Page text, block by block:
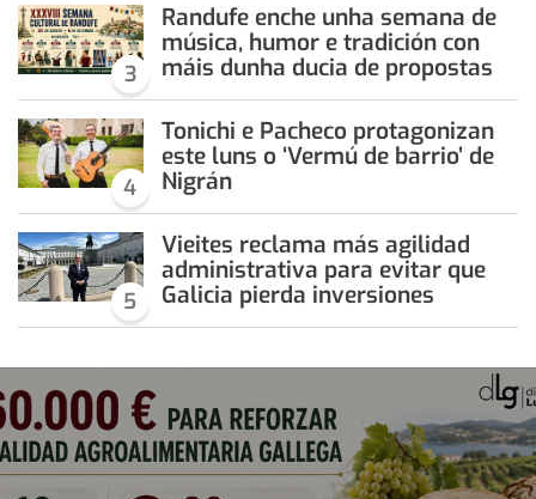
3
Randufe enche unha semana de
música, humor e tradición con
máis dunha ducia de propostas
4
Tonichi e Pacheco protagonizan
este luns o ‘Vermú de barrio’ de
Nigrán
5
Vieites reclama más agilidad
administrativa para evitar que
Galicia pierda inversiones